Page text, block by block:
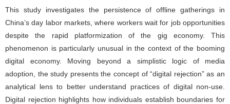
This study investigates the persistence of offline gatherings in
China’s day labor markets, where workers wait for job opportunities
despite the rapid platformization of the gig economy. This
phenomenon is particularly unusual in the context of the booming
digital economy. Moving beyond a simplistic logic of media
adoption, the study presents the concept of “digital rejection” as an
analytical lens to better understand practices of digital non-use.
Digital rejection highlights how individuals establish boundaries for